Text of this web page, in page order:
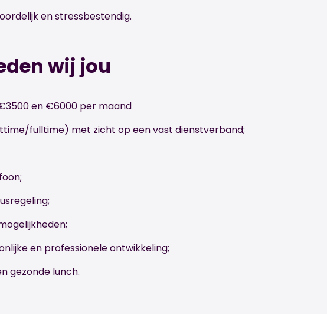
en stressbestendig.
wij jou
en €6000 per maand
fulltime) met zicht op een vast dienstverband;
en professionele ontwikkeling;
gezonde lunch.